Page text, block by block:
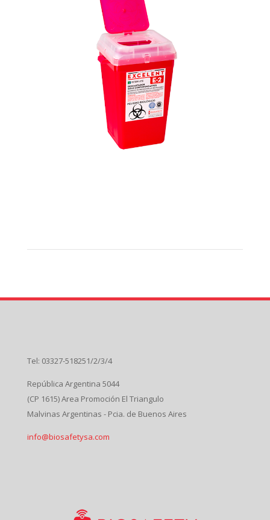
Tel: 03327-518251/2/3/4
República Argentina 5044
(CP 1615) Area Promoción El Triangulo
Malvinas Argentinas - Pcia. de Buenos Aires
info@biosafetysa.com